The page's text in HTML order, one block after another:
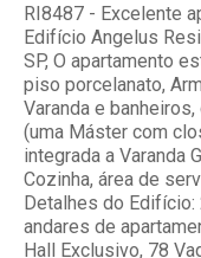
RI8487 - Excelente
Edifício Angelus
SP, O apartamento
piso porcelanato,
Varanda e
(uma Máster com
integrada a Varanda
Cozinha, área de
Detalhes do
andares de
Hall Exclusivo, 78